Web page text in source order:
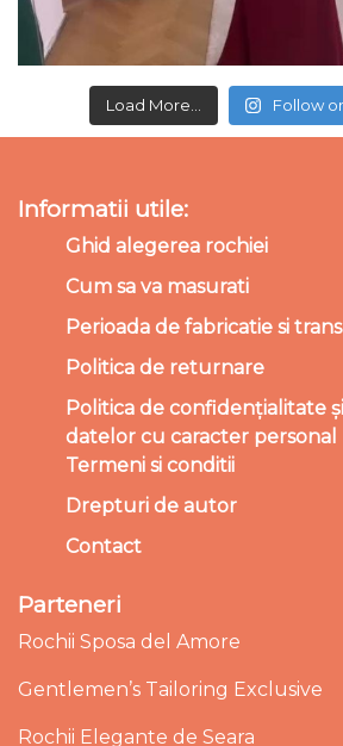
Load More... Follow
Informatii utile:
Ghid alegerea rochiei
Cum sa va masurati
Perioada de fabricatie si
Politica de returnare
Politica de confidențialitate
datelor cu caracter personal
Termeni si conditii
Drepturi de autor
Contact
Parteneri
Rochii Sposa del Amore
Gentlemen’s Tailoring Exclusive
Rochii Elegante de Seara